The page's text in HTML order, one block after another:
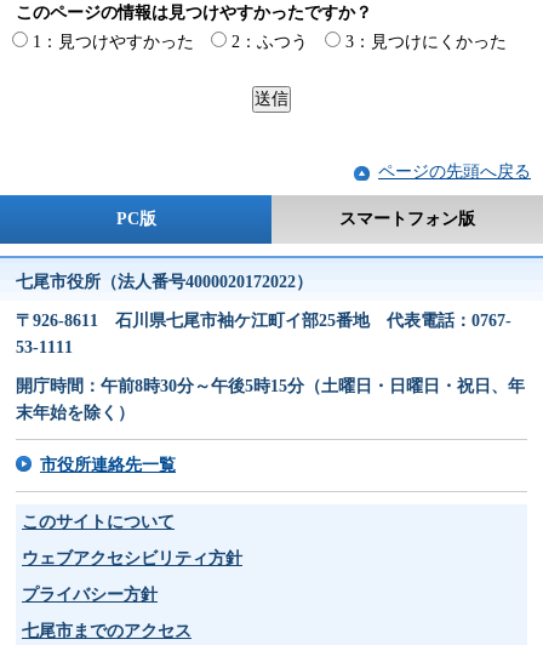
このページの情報は見つけやすかったですか？
1：見つけやすかった
2：ふつう 3：見つけにくかった
ページの先頭へ戻る
PC版 スマートフォン版
七尾市役所（法人番号4000020172022）
〒926-8611 石川県七尾市袖ケ江町イ部25番地 代表電話：0767-
53-1111
開庁時間：午前8時30分～午後5時15分（土曜日・日曜日・祝日、年
末年始を除く）
市役所連絡先一覧
このサイトについて
ウェブアクセシビリティ方針
プライバシー方針
七尾市までのアクセス